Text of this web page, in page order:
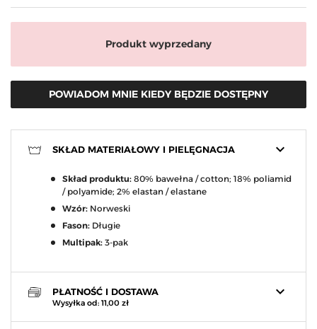
Produkt wyprzedany
POWIADOM MNIE KIEDY BĘDZIE DOSTĘPNY
keyboard_arrow_down
SKŁAD MATERIAŁOWY I PIELĘGNACJA
Skład produktu: 80% bawełna / cotton; 18% poliamid
/ polyamide; 2% elastan / elastane
Wzór: Norweski
Fason: Długie
Multipak: 3-pak
keyboard_arrow_down
PŁATNOŚĆ I DOSTAWA
Wysyłka od: 11,00 zł